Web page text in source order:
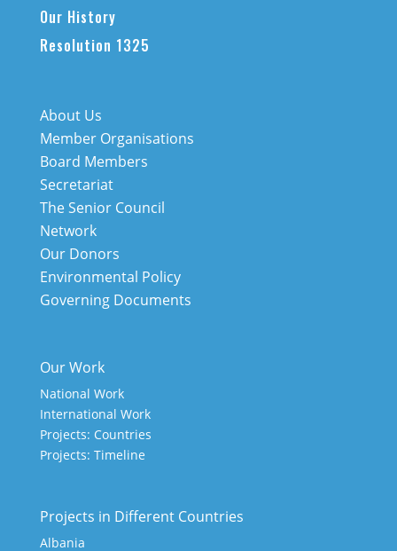
Our History
Resolution 1325
About Us
Member Organisations
Board Members
Secretariat
The Senior Council
Network
Our Donors
Environmental Policy
Governing Documents
Our Work
National Work
International Work
Projects: Countries
Projects: Timeline
Projects in Different Countries
Albania